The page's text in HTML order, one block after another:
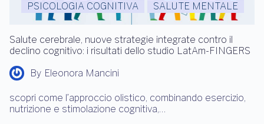
PSICOLOGIA COGNITIVA SALUTE MENTALE
Salute cerebrale, nuove strategie integrate contro il
declino cognitivo: i risultati dello studio LatAm-FINGERS
By Eleonora Mancini
scopri come l’approccio olistico, combinando esercizio,
nutrizione e stimolazione cognitiva,…